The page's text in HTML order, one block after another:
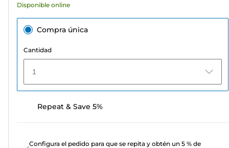
Disponible online
Compra única
Cantidad
1
Repeat & Save 5%
Configura el pedido para que se repita y obtén un 5 % de